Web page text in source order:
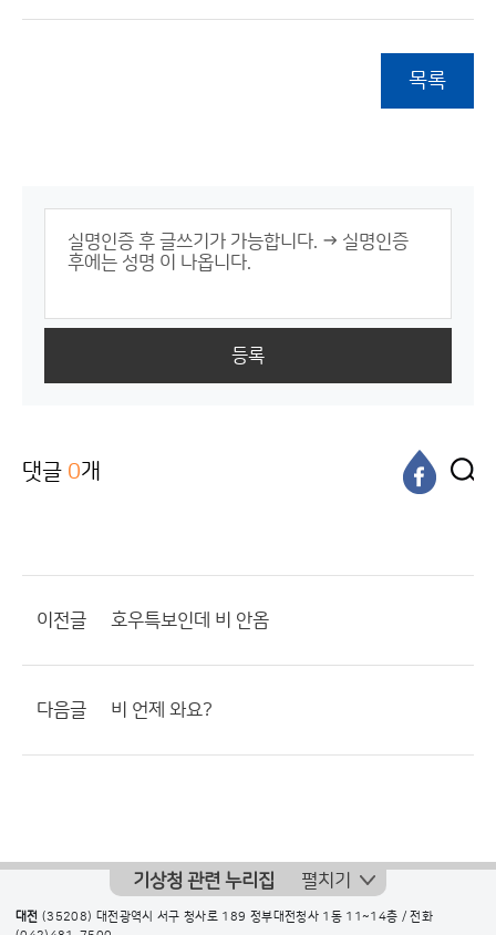
목록
등록
댓글 0개
이전글 호우특보인데 비 안옴
다음글 비 언제 와요?
기상청 관련 누리집 펼치기
대전 (35208) 대전광역시 서구 청사로 189 정부대전청사 1동 11~14층 / 전화